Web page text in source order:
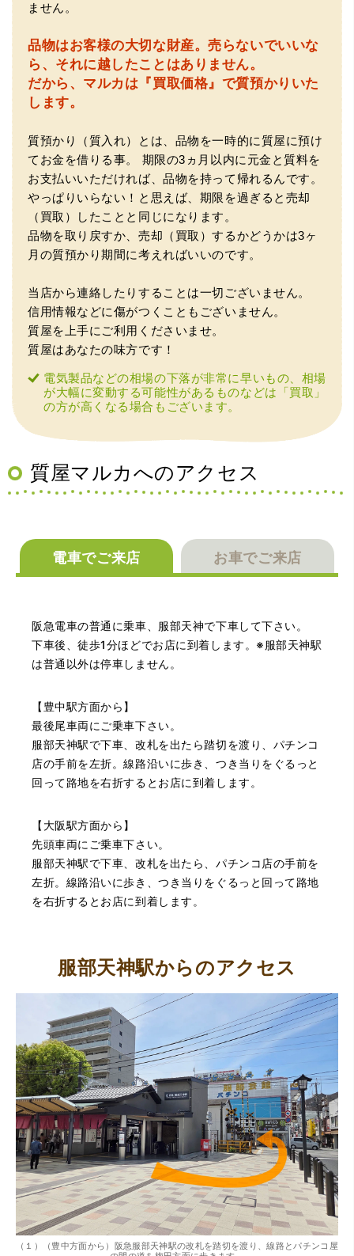
（大阪府門真市）他店ではメール見積もりの時点で数千
円〜1万程度の見積もりでしたが、こちらのメールでの見積
もりは倍以上ちがうので利用させて頂きました。 対応も丁
寧で良かったです。
（大阪市東淀川区）出来るだけ安く買取られるのかな…?と
いう不安が最初は有りましたが、面倒な営業トークも一切
なく安心して任せられました。 ありがとうございます。
（兵庫県宝塚市）預かって頂くときに持っていた方の宝石
も見て頂く事が出き、購入した商品の価値をいろいろ教え
てもらえた事がとてもよかったです。親切な対応で、また
何かあった時にはこちらでお願いしたいと思いました。
いましたが、今までの質屋さんとは全く違う、とても良い
印象でした。何度でも伺いたくなりました。この度は、本
当にありがとうございました。
正直他店の倍以上で驚きました。また機会があれば利用し
ます。
（大阪府東大阪市）ネットを見て安心できるお店であると
感じて飛び込みで訪問。飛びこみにも関わらず、とても親
切、丁ねいな対応をして頂き、思っていた以上の信用でき
るお店でした。満足いく金額で買い取って頂きました。あ
りがとうございます。
（兵庫県神戸市）別のお店でメール査定した際の1.5倍の金
額を提示いただけたので即決しました。楽器も安心してお
任せできそうです!
ません。
品物はお客様の大切な財産。売らないでいいな
ら、それに越したことはありません。
だから、マルカは『買取価格』で質預かりいた
します。
質預かり（質入れ）とは、品物を一時的に質屋に預け
てお金を借りる事。
期限の3ヵ月以内に元金と質料を
お支払いいただければ、品物を持って帰れるんです。
やっぱりいらない！と思えば、期限を過ぎると売却
（買取）したことと同じになります。
品物を取り戻すか、売却（買取）するかどうかは3ヶ
月の質預かり期間に考えればいいのです。
当店から連絡したりすることは一切ございません。
信用情報などに傷がつくこともございません。
質屋を上手にご利用くださいませ。
質屋はあなたの味方です！
電気製品などの相場の下落が非常に早いもの、相場
が大幅に変動する可能性があるものなどは「買取」
の方が高くなる場合もございます。
質屋マルカへのアクセス
電車でご来店 お車でご来店
阪急電車の普通に乗車、服部天神で下車して下さい。
下車後、徒歩1分ほどでお店に到着します。※服部天神駅
は普通以外は停車しません。
【豊中駅方面から】
最後尾車両にご乗車下さい。
服部天神駅で下車、改札を出たら踏切を渡り、パチンコ
店の手前を左折。線路沿いに歩き、つき当りをぐるっと
回って路地を右折するとお店に到着します。
【大阪駅方面から】
先頭車両にご乗車下さい。
服部天神駅で下車、改札を出たら、パチンコ店の手前を
左折。線路沿いに歩き、つき当りをぐるっと回って路地
を右折するとお店に到着します。
服部天神駅からのアクセス
（１）（豊中方面から）阪急服部天神駅の改札を踏切を渡り、線路とパチンコ屋